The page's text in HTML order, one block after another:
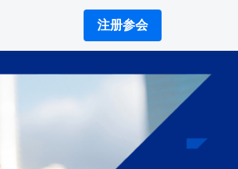
注册参会